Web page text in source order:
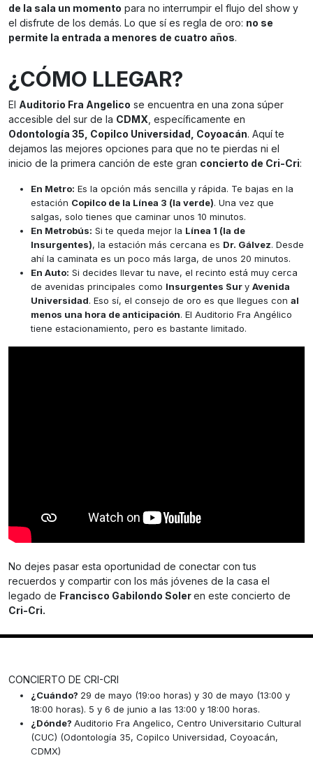
de la sala un momento para no interrumpir el flujo del show y
el disfrute de los demás. Lo que sí es regla de oro: no se
permite la entrada a menores de cuatro años.
¿CÓMO LLEGAR?
El Auditorio Fra Angelico se encuentra en una zona súper
accesible del sur de la CDMX , específicamente en
Odontología 35, Copilco Universidad, Coyoacán. Aquí te
dejamos las mejores opciones para que no te pierdas ni el
inicio de la primera canción de este gran concierto de Cri-Cri:
En Metro: Es la opción más sencilla y rápida. Te bajas en la
estación Copilco de la Línea 3 (la verde). Una vez que
salgas, solo tienes que caminar unos 10 minutos.
En Metrobús: Si te queda mejor la Línea 1 (la de
Insurgentes), la estación más cercana es Dr. Gálvez. Desde
ahí la caminata es un poco más larga, de unos 20 minutos.
En Auto: Si decides llevar tu nave, el recinto está muy cerca
de avenidas principales como Insurgentes Sury Avenida
Universidad. Eso sí, el consejo de oro es que llegues con al
menos una hora de anticipación. El Auditorio Fra Angélico
tiene estacionamiento, pero es bastante limitado.
No dejes pasar esta oportunidad de conectar con tus
recuerdos y compartir con los más jóvenes de la casa el
legado de Francisco Gabilondo Soleren este concierto de
Cri-Cri.
CONCIERTO DE CRI-CRI
¿Cuándo? 29 de mayo (19:oo horas) y 30 de mayo (13:00 y
18:00 horas). 5 y 6 de junio a las 13:00 y 18:00 horas.
¿Dónde? Auditorio Fra Angelico, Centro Universitario Cultural
(CUC) (Odontología 35, Copilco Universidad, Coyoacán,
CDMX)